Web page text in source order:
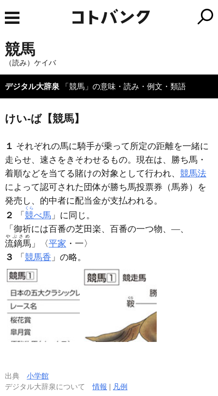
競馬
（読み）ケイバ
デジタル大辞泉 「競馬」の意味・読み・例文・類語
けい‐ば【競馬】
１ それぞれの馬に騎手が乗って所定の距離を一緒に
走らせ、速さをきそわせるもの。現在は、勝ち馬・
着順などを当てる賭けの対象として行われ、 競馬法
によって認可された団体が勝ち馬投票券（馬券）を
発売し、的中者に配当金が支払われる。
２
「 競
くら
べ馬 」に同じ。
「御祈には百番の芝田楽、百番の一つ物、―、
流鏑馬
やぶさめ
」〈平家 ・一〉
３
「 競馬香 」の略。
出典 小学館
デジタル大辞泉について情報 | 凡例